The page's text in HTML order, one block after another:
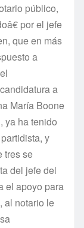
público,
por el jefe
que en más
a
a
Marí­a Boone
ya ha tenido
y
tres se
del jefe del
el apoyo para
al notario le